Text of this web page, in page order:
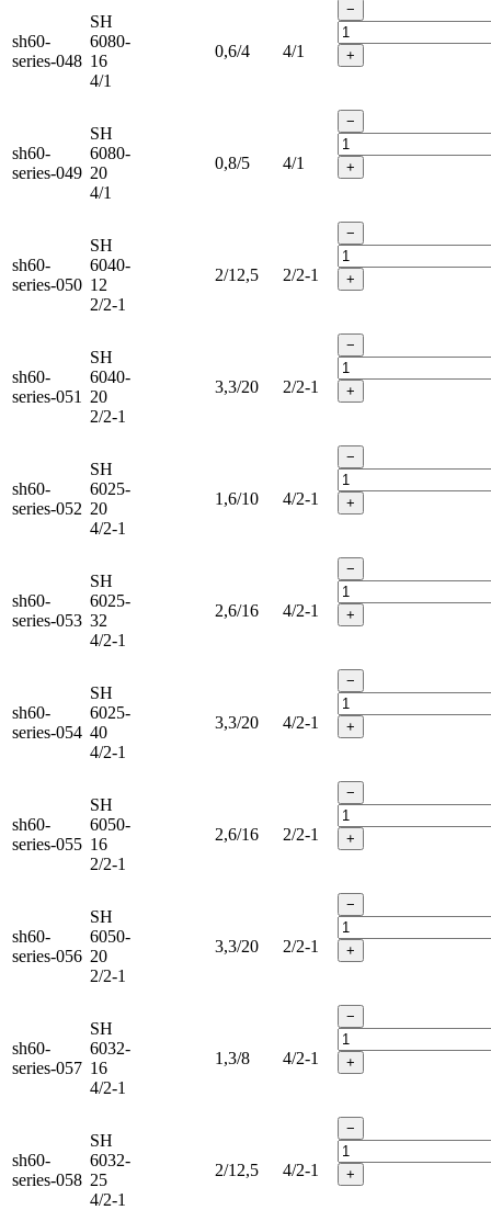
sh60-
series-048
SH
6080-
16
4/1
0,6/4 4/1
−
+
sh60-
series-049
SH
6080-
20
4/1
0,8/5 4/1
−
+
sh60-
series-050
SH
6040-
12
2/2-1
2/12,5 2/2-1
−
+
sh60-
series-051
SH
6040-
20
2/2-1
3,3/20 2/2-1
−
+
sh60-
series-052
SH
6025-
20
4/2-1
1,6/10 4/2-1
−
+
sh60-
series-053
SH
6025-
32
4/2-1
2,6/16 4/2-1
−
+
sh60-
series-054
SH
6025-
40
4/2-1
3,3/20 4/2-1
−
+
sh60-
series-055
SH
6050-
16
2/2-1
2,6/16 2/2-1
−
+
sh60-
series-056
SH
6050-
20
2/2-1
3,3/20 2/2-1
−
+
sh60-
series-057
SH
6032-
16
4/2-1
1,3/8 4/2-1
−
+
sh60-
series-058
SH
6032-
25
4/2-1
2/12,5 4/2-1
−
+